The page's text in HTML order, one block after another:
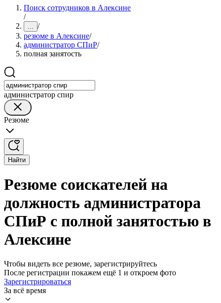
Поиск сотрудников в Алексине
/
... /
резюме в Алексине/
администратор СПиР/
полная занятость
администратор спир
Резюме
Найти
Резюме соискателей на
должность администратора
СПиР с полной занятостью в
Алексине
Чтобы видеть все резюме, зарегистрируйтесь
После регистрации покажем ещё 1 и откроем фото
Зарегистрироваться
За всё время